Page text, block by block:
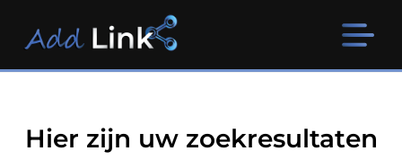
Hier zijn uw zoekresultaten